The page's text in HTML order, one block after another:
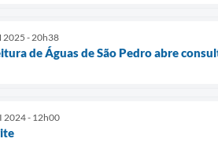
2025 - 20h38
de Águas de São Pedro abre
2024 - 12h00